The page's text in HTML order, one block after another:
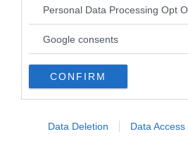
Please note that this website/app
not limited to your visit or usage
use your data for below specified
consent section.
Personal Data Processing Opt
Google consents
CONFIRM
Data Deletion Data Access
Ti potrebbe interessare